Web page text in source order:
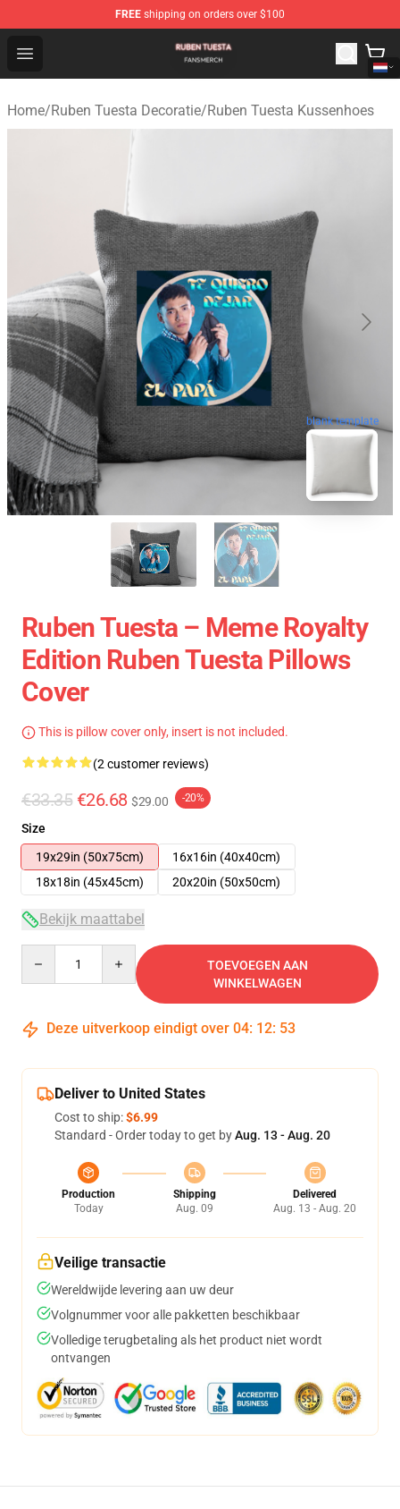
FREE shipping on orders over $100
Open menu
Ruben Tuesta Shop - Official Ruben Tuesta Merchandise
Home/Ruben Tuesta Decoratie/Ruben Tuesta Kussenhoes
blank template
Ruben Tuesta – Meme Royalty
Edition Ruben Tuesta Pillows
Cover
This is pillow cover only, insert is not included.
(2 customer reviews)
€33.35 €26.68 $29.00 -20%
Size
19x29in (50x75cm)
16x16in (40x40cm)
18x18in (45x45cm)
20x20in (50x50cm)
Bekijk maattabel
TOEVOEGEN AAN
WINKELWAGEN
Deze uitverkoop eindigt over 04: 12: 52
Deliver to United States
Cost to ship:$6.99
Standard - Order today to get byAug. 13 - Aug. 20
Production
Today
Shipping
Aug. 09
Delivered
Aug. 13 - Aug. 20
Veilige transactie
Wereldwijde levering aan uw deur
Volgnummer voor alle pakketten beschikbaar
Volledige terugbetaling als het product niet wordt
ontvangen